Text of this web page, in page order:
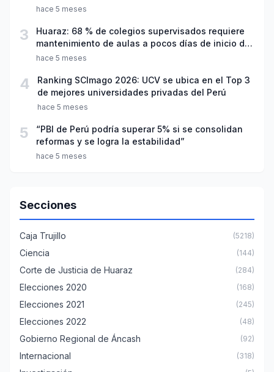
hace 5 meses
3
Huaraz: 68 % de colegios supervisados requiere
mantenimiento de aulas a pocos días de inicio del
año escolar 2026
hace 5 meses
4
Ranking SCImago 2026: UCV se ubica en el Top 3
de mejores universidades privadas del Perú
hace 5 meses
5
“PBI de Perú podría superar 5% si se consolidan
reformas y se logra la estabilidad”
hace 5 meses
Secciones
Caja Trujillo (5218)
Ciencia (144)
Corte de Justicia de Huaraz (284)
Elecciones 2020 (168)
Elecciones 2021 (245)
Elecciones 2022 (48)
Gobierno Regional de Áncash (92)
Internacional (318)